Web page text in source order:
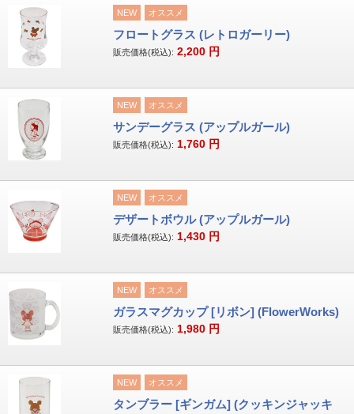
NEW オススメ
フロートグラス (レトロガーリー)
販売価格(税込): 2,200 円
NEW オススメ
サンデーグラス (アップルガール)
販売価格(税込): 1,760 円
NEW オススメ
デザートボウル (アップルガール)
販売価格(税込): 1,430 円
NEW オススメ
ガラスマグカップ [リボン] (FlowerWorks)
販売価格(税込): 1,980 円
NEW オススメ
タンブラー [ギンガム] (クッキンジャッキ